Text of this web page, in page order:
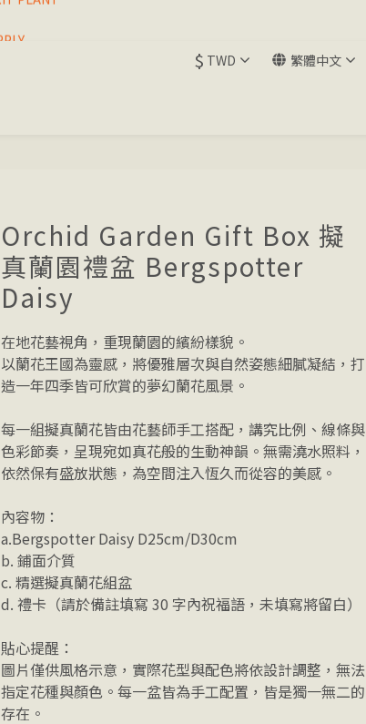
$ TWD 繁體中文
Orchid Garden Gift Box 擬
真蘭園禮盆 Bergspotter
Daisy
在地花藝視角，重現蘭園的繽紛樣貌。
以蘭花王國為靈感，將優雅層次與自然姿態細膩凝結，打
造一年四季皆可欣賞的夢幻蘭花風景。
每一組擬真蘭花皆由花藝師手工搭配，講究比例、線條與
色彩節奏，呈現宛如真花般的生動神韻。無需澆水照料，
依然保有盛放狀態，為空間注入恆久而從容的美感。
內容物：
a.Bergspotter Daisy D25cm/D30cm
b. 鋪面介質
c. 精選擬真蘭花組盆
d. 禮卡（請於備註填寫 30 字內祝福語，未填寫將留白）
貼心提醒：
圖片僅供風格示意，實際花型與配色將依設計調整，無法
指定花種與顏色。每一盆皆為手工配置，皆是獨一無二的
存在。